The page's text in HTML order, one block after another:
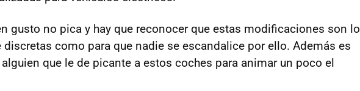
gusto no pica y hay que reconocer que estas modificaciones son lo
como para que nadie se escandalice por ello. Además es
que le de picante a estos coches para animar un poco el